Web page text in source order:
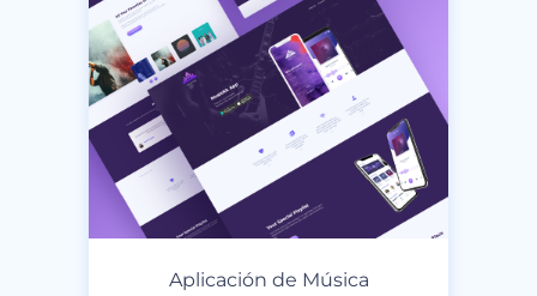
Aplicación de Música